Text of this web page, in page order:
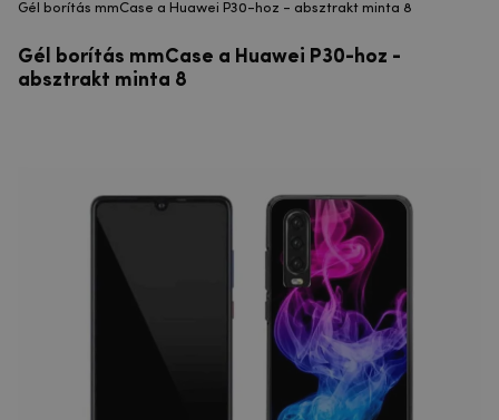
Gél borítás mmCase a Huawei P30-hoz - absztrakt minta 8
Gél borítás mmCase a Huawei P30-hoz -
absztrakt minta 8